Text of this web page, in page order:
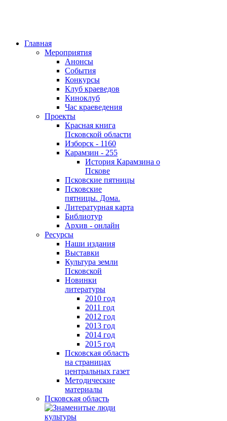
Главная
Мероприятия
Анонсы
События
Конкурсы
Клуб краеведов
Киноклуб
Час краеведения
Проекты
Красная книга
Псковской области
Изборск - 1160
Карамзин - 255
История Карамзина о
Пскове
Псковские пятницы
Псковские
пятницы. Дома.
Литературная карта
Библиотур
Архив - онлайн
Ресурсы
Наши издания
Выставки
Культура земли
Псковской
Новинки
литературы
2010 год
2011 год
2012 год
2013 год
2014 год
2015 год
Псковская область
на страницах
центральных газет
Методические
материалы
Псковская область